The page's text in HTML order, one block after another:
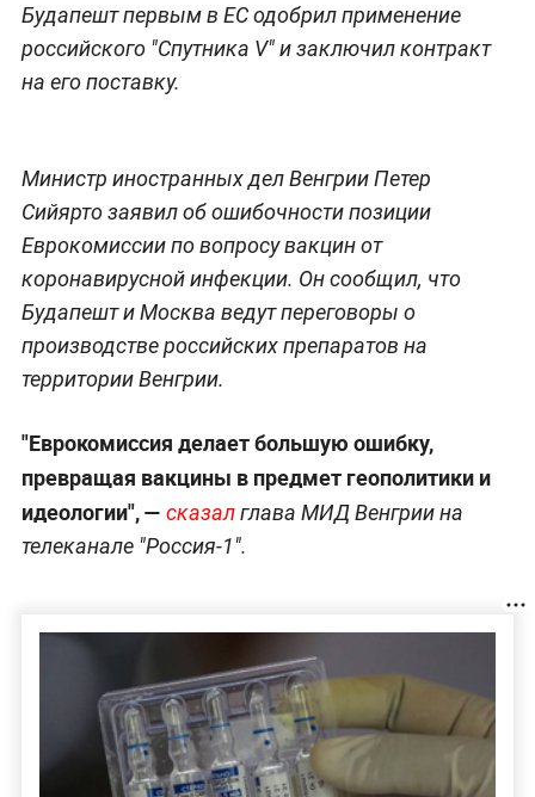
Будапешт первым в ЕС одобрил применение
российского "Спутника V" и заключил контракт
на его поставку.
Министр иностранных дел Венгрии Петер
Сийярто заявил об ошибочности позиции
Еврокомиссии по вопросу вакцин от
коронавирусной инфекции. Он сообщил, что
Будапешт и Москва ведут переговоры о
производстве российских препаратов на
территории Венгрии.
"Еврокомиссия делает большую ошибку,
превращая вакцины в предмет геополитики и
идеологии", — сказалглава МИД Венгрии на
телеканале "Россия-1".